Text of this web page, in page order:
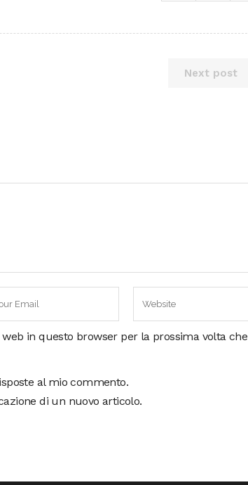
Next post
in questo browser per la prossima volta che
al mio commento.
di un nuovo articolo.